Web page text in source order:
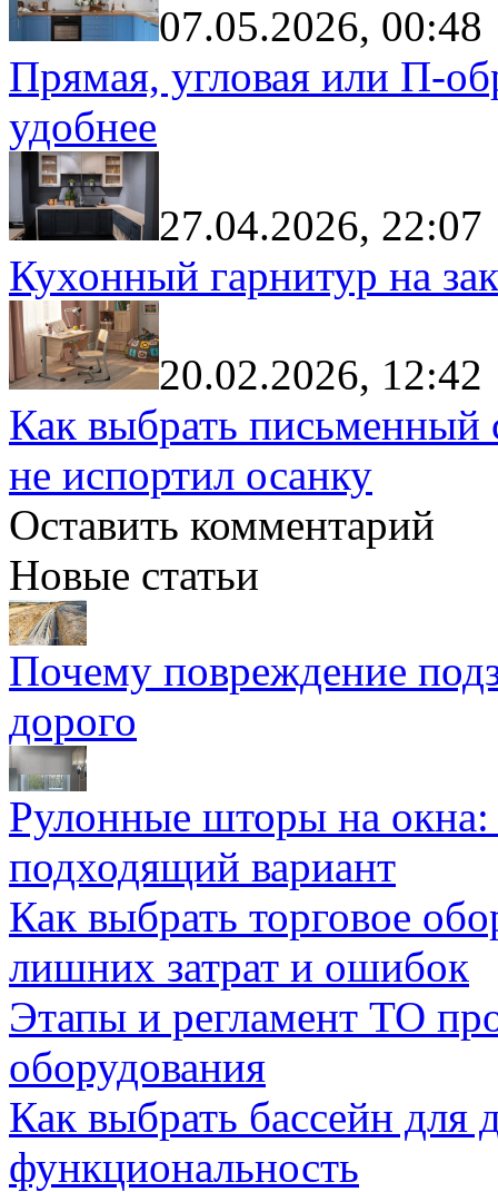
07.05.2026, 00:48
Прямая, угловая или П-
удобнее
27.04.2026, 22:07
Кухонный гарнитур на
20.02.2026, 12:42
Как выбрать письменный
не испортил осанку
Оставить комментарий
Новые статьи
Почему повреждение
дорого
Рулонные шторы на
подходящий вариант
Как выбрать торговое
лишних затрат и ошибок
Этапы и регламент ТО
оборудования
Как выбрать бассейн для
функциональность